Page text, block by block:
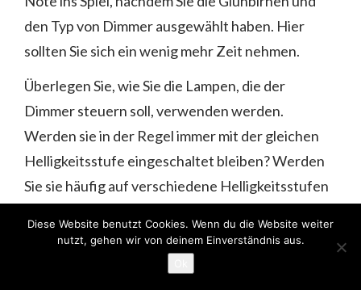
den Typ von Dimmer ausgewählt haben. Hier
sollten Sie sich ein wenig mehr Zeit nehmen.
Überlegen Sie, wie Sie die Lampen, die der
Dimmer steuern soll, verwenden werden.
Werden sie in der Regel immer mit der gleichen
Helligkeitsstufe eingeschaltet bleiben? Werden
Sie sie häufig auf verschiedene Helligkeitsstufen
genau auf der gewünschten Dimmstufe
Diese Website benutzt Cookies. Wenn du die Website weiter
nutzt, gehen wir von deinem Einverständnis aus.